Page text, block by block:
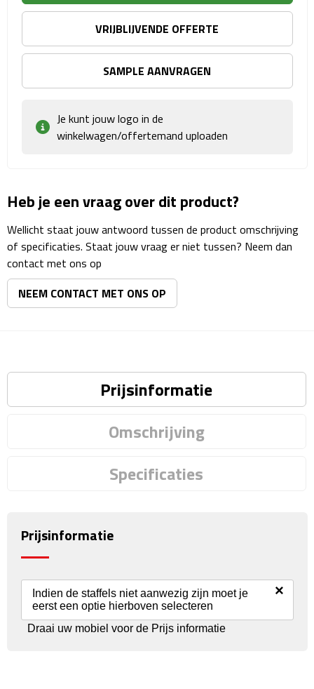
Reisstekkers
Paspoorthouders
Auto luchtverfrissers
Auto onderhoud
Auto organizers
Auto telefoonhouders
Parkeerschijven
Rijbewijs- & kentekenhoezen
Zonneschermen
Fiets Accessoires
Fietsbellen
VRIJBLIJVENDE OFFERTE
SAMPLE AANVRAGEN
Je kunt jouw logo in de
winkelwagen/offertemand uploaden
Heb je een vraag over dit product?
Wellicht staat jouw antwoord tussen de product omschrijving
of specificaties. Staat jouw vraag er niet tussen? Neem dan
contact met ons op
NEEM CONTACT MET ONS OP
Prijsinformatie
Omschrijving
Specificaties
Prijsinformatie
Indien de staffels niet aanwezig zijn moet je
eerst een optie hierboven selecteren
×
Draai uw mobiel voor de Prijs informatie